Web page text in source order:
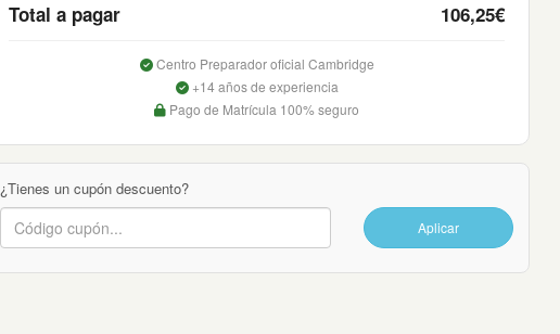
Total a pagar 106,25€
Centro Preparador oficial Cambridge
+14 años de experiencia
Pago de Matrícula 100% seguro
¿Tienes un cupón descuento?
Aplicar